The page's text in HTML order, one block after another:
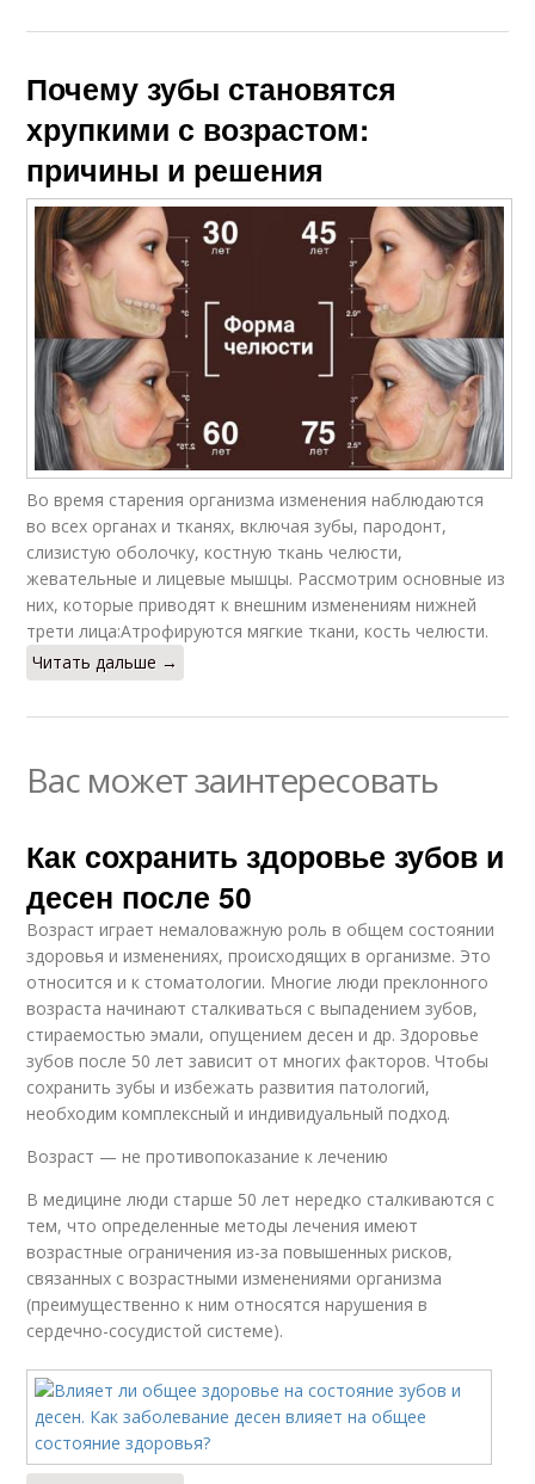
Почему зубы становятся
хрупкими с возрастом:
причины и решения
Во время старения организма изменения наблюдаются
во всех органах и тканях, включая зубы, пародонт,
слизистую оболочку, костную ткань челюсти,
жевательные и лицевые мышцы. Рассмотрим основные из
них, которые приводят к внешним изменениям нижней
трети лица:Атрофируются мягкие ткани, кость челюсти.
Читать дальше →
Вас может заинтересовать
Как сохранить здоровье зубов и
десен после 50
Возраст играет немаловажную роль в общем состоянии
здоровья и изменениях, происходящих в организме. Это
относится и к стоматологии. Многие люди преклонного
возраста начинают сталкиваться с выпадением зубов,
стираемостью эмали, опущением десен и др. Здоровье
зубов после 50 лет зависит от многих факторов. Чтобы
сохранить зубы и избежать развития патологий,
необходим комплексный и индивидуальный подход.
Возраст — не противопоказание к лечению
В медицине люди старше 50 лет нередко сталкиваются с
тем, что определенные методы лечения имеют
возрастные ограничения из-за повышенных рисков,
связанных с возрастными изменениями организма
(преимущественно к ним относятся нарушения в
сердечно-сосудистой системе).